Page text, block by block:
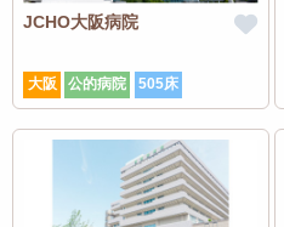
JCHO大阪病院
大阪 公的病院 505床